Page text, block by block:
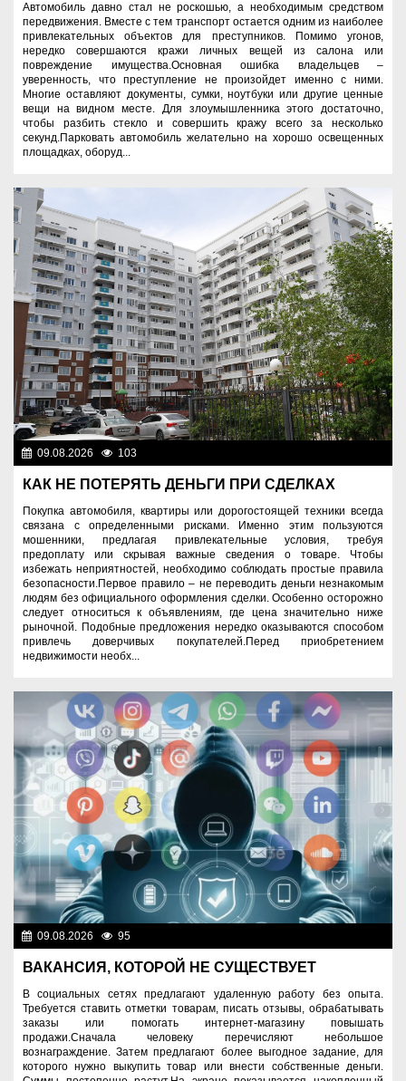
Автомобиль давно стал не роскошью, а необходимым средством
передвижения. Вместе с тем транспорт остается одним из наиболее
привлекательных объектов для преступников. Помимо угонов,
нередко совершаются кражи личных вещей из салона или
повреждение имущества.Основная ошибка владельцев –
уверенность, что преступление не произойдет именно с ними.
Многие оставляют документы, сумки, ноутбуки или другие ценные
вещи на видном месте. Для злоумышленника этого достаточно,
чтобы разбить стекло и совершить кражу всего за несколько
секунд.Парковать автомобиль желательно на хорошо освещенных
площадках, оборуд...
09.08.2026 103
КАК НЕ ПОТЕРЯТЬ ДЕНЬГИ ПРИ СДЕЛКАХ
Покупка автомобиля, квартиры или дорогостоящей техники всегда
связана с определенными рисками. Именно этим пользуются
мошенники, предлагая привлекательные условия, требуя
предоплату или скрывая важные сведения о товаре. Чтобы
избежать неприятностей, необходимо соблюдать простые правила
безопасности.Первое правило – не переводить деньги незнакомым
людям без официального оформления сделки. Особенно осторожно
следует относиться к объявлениям, где цена значительно ниже
рыночной. Подобные предложения нередко оказываются способом
привлечь доверчивых покупателей.Перед приобретением
недвижимости необх...
09.08.2026 95
ВАКАНСИЯ, КОТОРОЙ НЕ СУЩЕСТВУЕТ
В социальных сетях предлагают удаленную работу без опыта.
Требуется ставить отметки товарам, писать отзывы, обрабатывать
заказы или помогать интернет-магазину повышать
продажи.Сначала человеку перечисляют небольшое
вознаграждение. Затем предлагают более выгодное задание, для
которого нужно выкупить товар или внести собственные деньги.